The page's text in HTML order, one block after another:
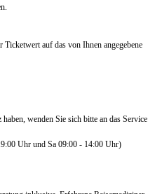
auf das von Ihnen angegebene
wenden Sie sich bitte an das Service
Uhr und Sa 09:00 - 14:00 Uhr)